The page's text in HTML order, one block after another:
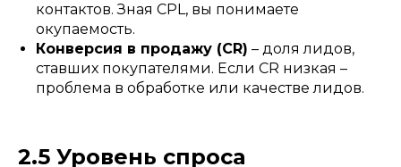
контактов. Зная CPL, вы понимаете
окупаемость.
Конверсия в продажу (CR) – доля лидов,
ставших покупателями. Если CR низкая –
проблема в обработке или качестве лидов.
2.5 Уровень спроса